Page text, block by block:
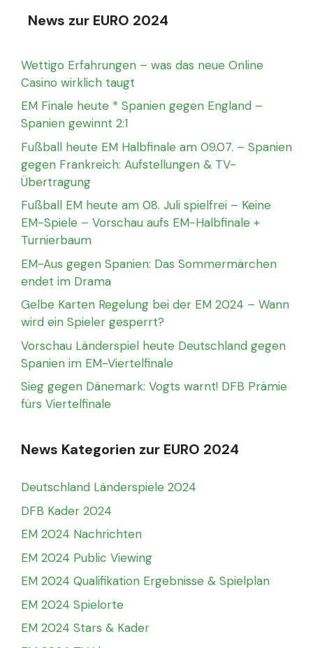
News zur EURO 2024
Wettigo Erfahrungen – was das neue Online
Casino wirklich taugt
EM Finale heute * Spanien gegen England –
Spanien gewinnt 2:1
Fußball heute EM Halbfinale am 09.07. – Spanien
gegen Frankreich: Aufstellungen & TV-
Übertragung
Fußball EM heute am 08. Juli spielfrei – Keine
EM-Spiele – Vorschau aufs EM-Halbfinale +
Turnierbaum
EM-Aus gegen Spanien: Das Sommermärchen
endet im Drama
Gelbe Karten Regelung bei der EM 2024 – Wann
wird ein Spieler gesperrt?
Vorschau Länderspiel heute Deutschland gegen
Spanien im EM-Viertelfinale
Sieg gegen Dänemark: Vogts warnt! DFB Prämie
fürs Viertelfinale
News Kategorien zur EURO 2024
Deutschland Länderspiele 2024
DFB Kader 2024
EM 2024 Nachrichten
EM 2024 Public Viewing
EM 2024 Qualifikation Ergebnisse & Spielplan
EM 2024 Spielorte
EM 2024 Stars & Kader